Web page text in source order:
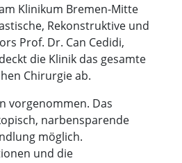
Klinikum Bremen-Mitte
Rekonstruktive und
Prof. Dr. Can Cedidi,
die Klinik das gesamte
Chirurgie ab.
vorgenommen. Das
narbensparende
möglich.
und die